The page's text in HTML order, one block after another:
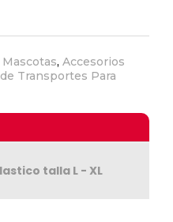
,Accesorios
Transportes Para
talla L - XL